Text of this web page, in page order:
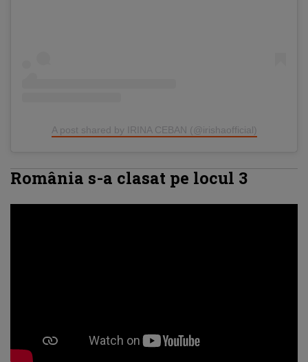
A post shared by IRINA CEBAN (@irishaofficial)
România s-a clasat pe locul 3